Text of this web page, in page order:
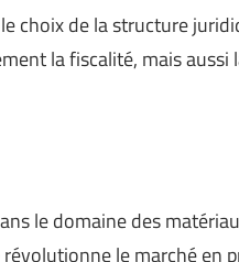
choix de la structure
la fiscalité, mais aussi
le domaine des
le marché en